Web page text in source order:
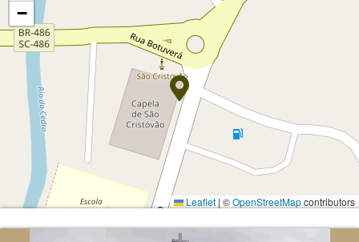
−
Leaflet | ©OpenStreetMapcontributors